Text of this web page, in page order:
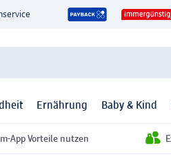
Ernährung Baby & Kind
App Vorteile nutzen